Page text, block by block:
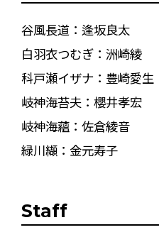
谷風長道：逢坂良太
白羽衣つむぎ：洲崎綾
科戸瀬イザナ：豊崎愛生
岐神海苔夫：櫻井孝宏
岐神海蘊：佐倉綾音
緑川纈：金元寿子
Staff